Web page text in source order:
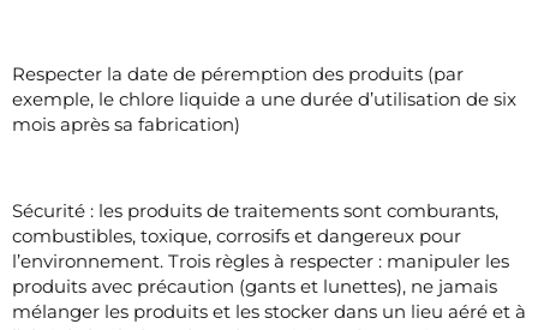
Respecter la date de péremption des produits (par
exemple, le chlore liquide a une durée d’utilisation de six
mois après sa fabrication)
Sécurité : les produits de traitements sont comburants,
combustibles, toxique, corrosifs et dangereux pour
l’environnement. Trois règles à respecter : manipuler les
produits avec précaution (gants et lunettes), ne jamais
mélanger les produits et les stocker dans un lieu aéré et à